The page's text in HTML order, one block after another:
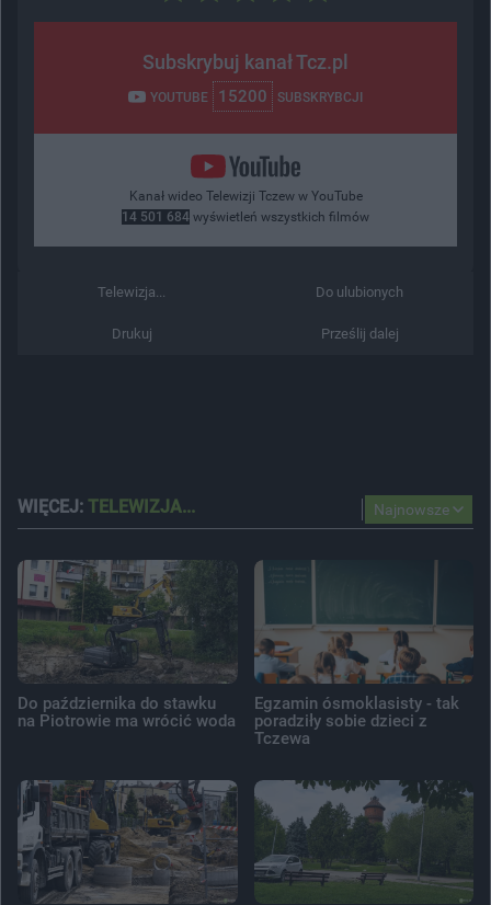
Subskrybuj kanał Tcz.pl
YOUTUBE 15200 SUBSKRYBCJI
Kanał wideo Telewizji Tczew w YouTube
14 501 684 wyświetleń wszystkich filmów
Telewizja... Do ulubionych
Drukuj Prześlij dalej
Najnowsze
WIĘCEJ: TELEWIZJA...
Do października do stawku
na Piotrowie ma wrócić woda
Egzamin ósmoklasisty - tak
poradziły sobie dzieci z
Tczewa